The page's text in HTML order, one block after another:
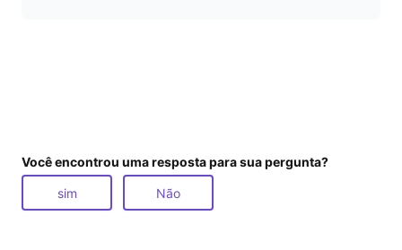
Você encontrou uma resposta para sua pergunta?
sim Não